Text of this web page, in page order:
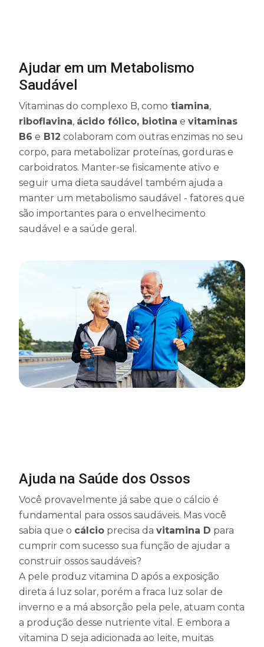
Ajudar em um Metabolismo
Saudável
Vitaminas do complexo B, como tiamina,
riboflavina, ácido fólico, biotina e vitaminas
B6 e B12 colaboram com outras enzimas no seu
corpo, para metabolizar proteínas, gorduras e
carboidratos. Manter-se fisicamente ativo e
seguir uma dieta saudável também ajuda a
manter um metabolismo saudável - fatores que
são importantes para o envelhecimento
saudável e a saúde geral.
Ajuda na Saúde dos Ossos
Você provavelmente já sabe que o cálcio é
fundamental para ossos saudáveis. Mas você
sabia que o cálcio precisa da vitamina D para
cumprir com sucesso sua função de ajudar a
construir ossos saudáveis?
A pele produz vitamina D após a exposição
direta á luz solar, porém a fraca luz solar de
inverno e a má absorção pela pele, atuam conta
a produção desse nutriente vital. E embora a
vitamina D seja adicionada ao leite, muitas